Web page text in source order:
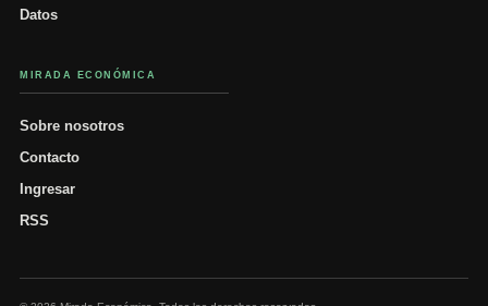
Datos
MIRADA ECONÓMICA
Sobre nosotros
Contacto
Ingresar
RSS